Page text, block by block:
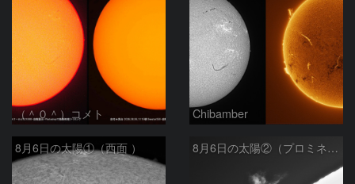
（＾０＾）コメト Chibamber
8月6日の太陽①（西面 ） 8月6日の太陽②（プロミネン北東縁 ）